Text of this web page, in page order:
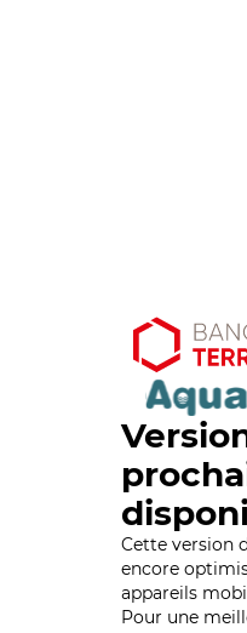
Cette version
encore
appareils
Pour une